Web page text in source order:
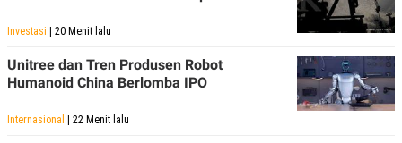
Investasi | 20 Menit lalu
Unitree dan Tren Produsen Robot
Humanoid China Berlomba IPO
Internasional | 22 Menit lalu